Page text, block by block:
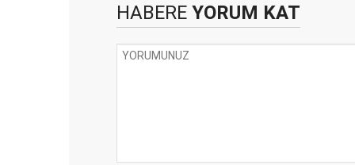
HABERE YORUM KAT